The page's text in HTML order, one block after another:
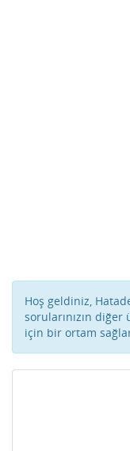
Hoş geldiniz,
sorularınızın
için bir ortam